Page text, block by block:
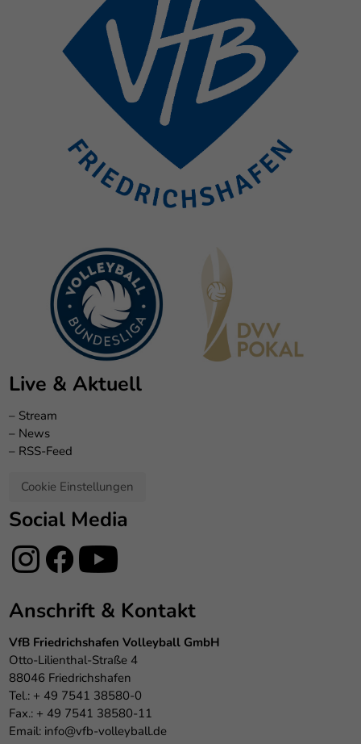
Live & Aktuell
– Stream
– News
– RSS-Feed
Cookie Einstellungen
Social Media
Anschrift & Kontakt
VfB Friedrichshafen Volleyball GmbH
Otto-Lilienthal-Straße 4
88046 Friedrichshafen
Tel.: + 49 7541 38580-0
Fax.: + 49 7541 38580-11
Email: info@vfb-volleyball.de